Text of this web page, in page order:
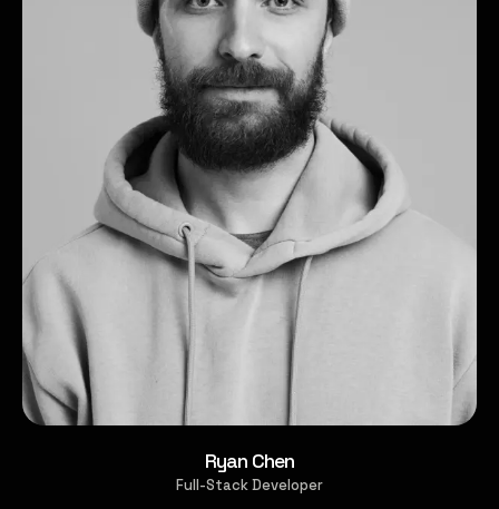
Ryan Chen
Full-Stack Developer